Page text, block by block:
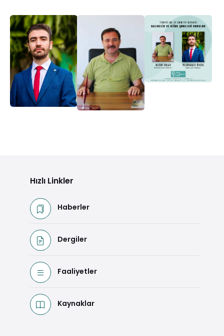
Hızlı Linkler
Haberler
Dergiler
Faaliyetler
Kaynaklar